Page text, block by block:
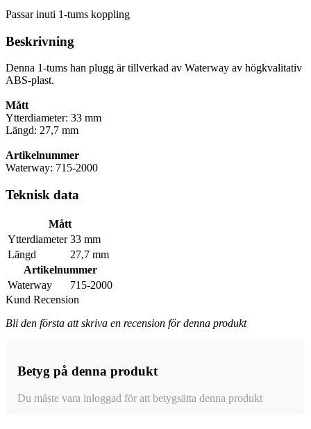
Passar inuti 1-tums koppling
Beskrivning
Denna 1-tums han plugg är tillverkad av Waterway av högkvalitativ
ABS-plast.
Mått
Ytterdiameter: 33 mm
Längd: 27,7 mm
Artikelnummer
Waterway: 715-2000
Teknisk data
Mått
Ytterdiameter 33 mm
Längd
27,7 mm
Artikelnummer
Waterway
715-2000
Kund Recension
Bli den första att skriva en recension för denna produkt
Betyg på denna produkt
Du måste vara inloggad för att betygsätta denna produkt